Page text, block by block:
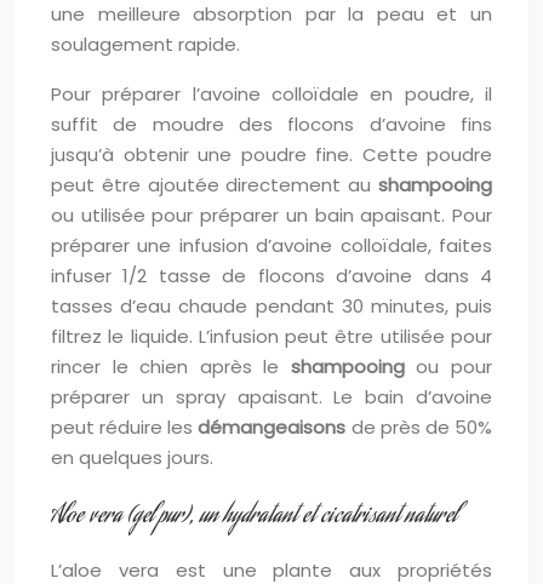
une meilleure absorption par la peau et un
soulagement rapide.
Pour préparer l’avoine colloïdale en poudre, il
suffit de moudre des flocons d’avoine fins
jusqu’à obtenir une poudre fine. Cette poudre
peut être ajoutée directement au shampooing
ou utilisée pour préparer un bain apaisant. Pour
préparer une infusion d’avoine colloïdale, faites
infuser 1/2 tasse de flocons d’avoine dans 4
tasses d’eau chaude pendant 30 minutes, puis
filtrez le liquide. L’infusion peut être utilisée pour
rincer le chien après le shampooingou pour
préparer un spray apaisant. Le bain d’avoine
peut réduire lesdémangeaisons de près de 50%
en quelques jours.
Aloe vera (gel pur), un hydratant et cicatrisant naturel
L’aloe vera est une plante aux propriétés